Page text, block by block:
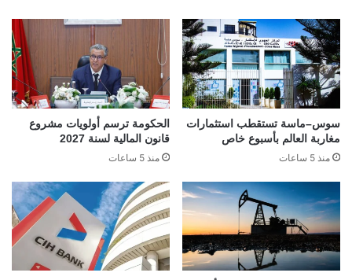
سوس–ماسة تستقطب استثمارات
مغاربة العالم بأسبوع خاص
منذ 5 ساعات
الحكومة ترسم أولويات مشروع
قانون المالية لسنة 2027
منذ 5 ساعات